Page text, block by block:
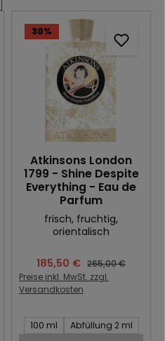
30%
Atkinsons London
1799 - Shine Despite
Everything - Eau de
Parfum
frisch, fruchtig,
orientalisch
Verkaufspreis:
185,50 € Regulärer Preis:
265,00 €
Preise inkl. MwSt. zzgl.
Versandkosten
Inhalt des Artikel:
100 ml Abfüllung 2 ml